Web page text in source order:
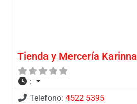
Tienda y Mercería Karinna
:
Telefono: 4522 5395